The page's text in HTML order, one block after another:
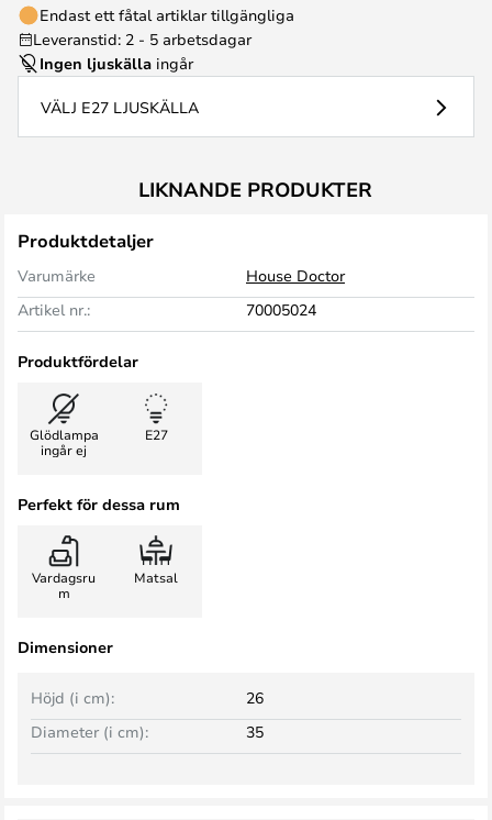
Endast ett fåtal artiklar tillgängliga
Leveranstid: 2 - 5 arbetsdagar
Ingen ljuskälla ingår
VÄLJ E27 LJUSKÄLLA
LIKNANDE PRODUKTER
Produktdetaljer
Varumärke
House Doctor
Artikel nr.:
70005024
Produktfördelar
Glödlampa
ingår ej
E27
Perfekt för dessa rum
Vardagsru
m
Matsal
Dimensioner
Höjd (i cm):
26
Diameter (i cm):
35